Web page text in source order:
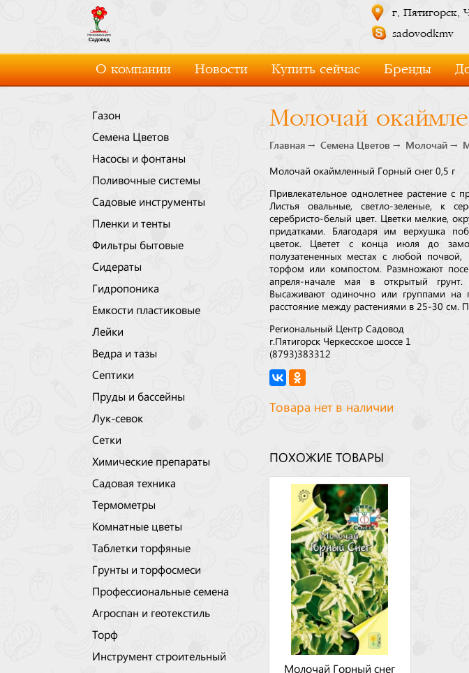
г. Пятигорск,
sadovodkmv
О компании Новости Купить сейчас Бренды
Газон
Семена Цветов
Насосы и фонтаны
Поливочные системы
Садовые инструменты
Пленки и тенты
Фильтры бытовые
Сидераты
Гидропоника
Емкости пластиковые
Лейки
Ведра и тазы
Септики
Пруды и бассейны
Лук-севок
Сетки
Химические препараты
Садовая техника
Термометры
Комнатные цветы
Таблетки торфяные
Грунты и торфосмеси
Профессиональные семена
Агроспан и геотекстиль
Торф
Инструмент строительный
Молочай
Главная Семена Цветов Молочай
Молочай окаймленный Горный снег 0,5 г
Привлекательное однолетнее растение с
Листья овальные, светло-зеленые, к
серебристо-белый цвет. Цветки мелкие,
придатками. Благодаря им верхушка
цветок. Цветет с конца июля до
полузатененных местах с любой почвой,
торфом или компостом. Размножают
апреля-начале мая в открытый
Высаживают одиночно или группами на
расстояние между растениями в 25-30 см.
Региональный Центр Садовод
г.Пятигорск Черкесское шоссе 1
(8793)383312
Товара нет в наличии
ПОХОЖИЕ ТОВАРЫ
Молочай Горный снег